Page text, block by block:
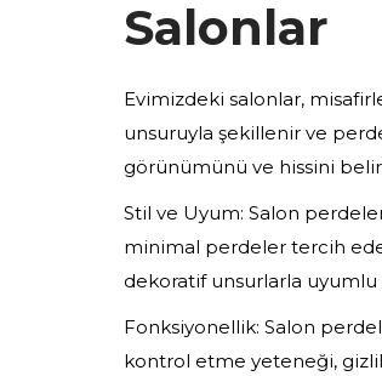
Salonlar
Evimizdeki salonlar,
unsuruyla şekillenir ve
görünümünü ve hissini
Stil ve Uyum: Salon
minimal perdeler tercih
dekoratif unsurlarla uyumlu
Fonksiyonellik: Salon
kontrol etme yeteneği,